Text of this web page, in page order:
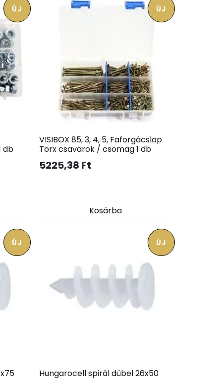
db
ÚJ
VISIBOX 85, 3, 4, 5, Faforgácslap
Torx csavarok / csomag 1 db
5225,38 Ft
ÚJ
Kosárba
ÚJ
Hungarocell spirál dübel 26x50
ÚJ